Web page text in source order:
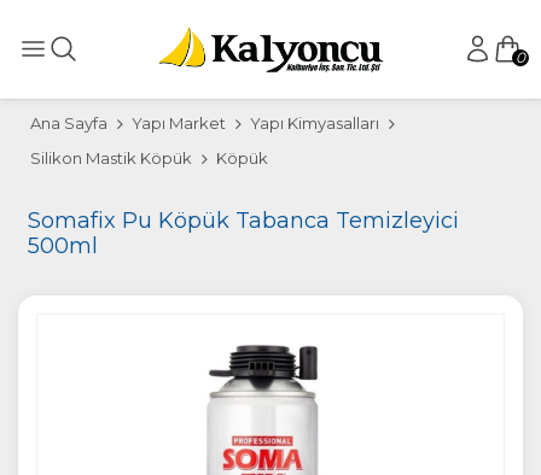
0
Ana Sayfa Yapı Market
Yapı Kimyasalları
Silikon Mastik Köpük
Köpük
Somafix Pu Köpük Tabanca Temizleyici
500ml